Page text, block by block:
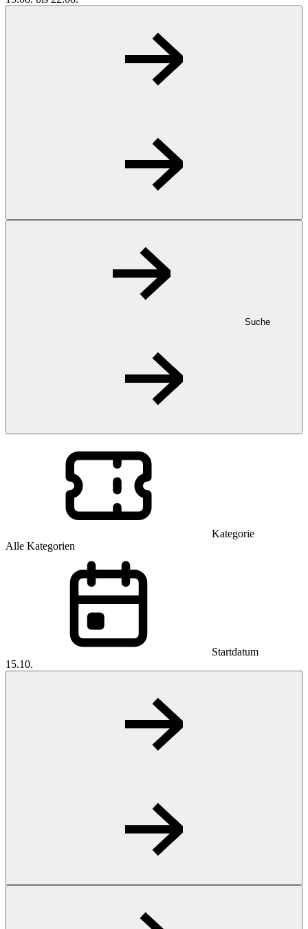
Suche
Kategorie
Alle Kategorien
Startdatum
15.10.